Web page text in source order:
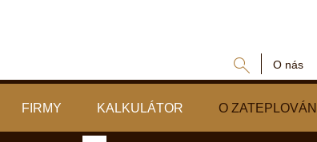
O nás
FIRMY KALKULÁTOR O ZATEPLOVÁNÍ